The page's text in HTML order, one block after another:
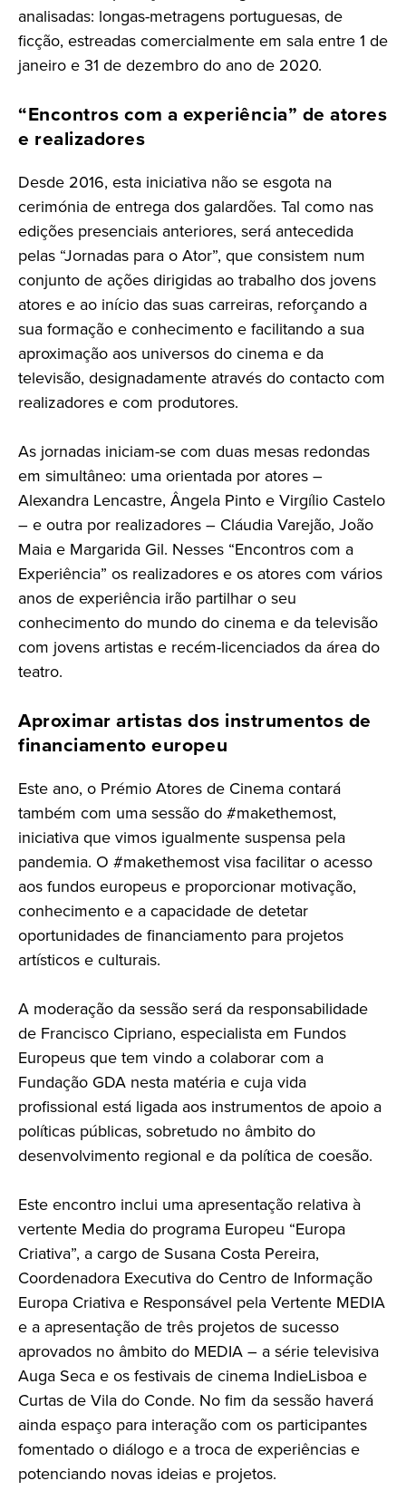
analisadas: longas-metragens portuguesas, de
ficção, estreadas comercialmente em sala entre 1 de
janeiro e 31 de dezembro do ano de 2020.
“Encontros com a experiência” de atores
e realizadores
Desde 2016, esta iniciativa não se esgota na
cerimónia de entrega dos galardões. Tal como nas
edições presenciais anteriores, será antecedida
pelas “Jornadas para o Ator”, que consistem num
conjunto de ações dirigidas ao trabalho dos jovens
atores e ao início das suas carreiras, reforçando a
sua formação e conhecimento e facilitando a sua
aproximação aos universos do cinema e da
televisão, designadamente através do contacto com
realizadores e com produtores.
As jornadas iniciam-se com duas mesas redondas
em simultâneo: uma orientada por atores –
Alexandra Lencastre, Ângela Pinto e Virgílio Castelo
– e outra por realizadores – Cláudia Varejão, João
Maia e Margarida Gil. Nesses “Encontros com a
Experiência” os realizadores e os atores com vários
anos de experiência irão partilhar o seu
conhecimento do mundo do cinema e da televisão
com jovens artistas e recém-licenciados da área do
teatro.
Aproximar artistas dos instrumentos de
financiamento europeu
Este ano, o Prémio Atores de Cinema contará
também com uma sessão do #makethemost,
iniciativa que vimos igualmente suspensa pela
pandemia. O #makethemost visa facilitar o acesso
aos fundos europeus e proporcionar motivação,
conhecimento e a capacidade de detetar
oportunidades de financiamento para projetos
artísticos e culturais.
A moderação da sessão será da responsabilidade
de Francisco Cipriano, especialista em Fundos
Europeus que tem vindo a colaborar com a
Fundação GDA nesta matéria e cuja vida
profissional está ligada aos instrumentos de apoio a
políticas públicas, sobretudo no âmbito do
desenvolvimento regional e da política de coesão.
Este encontro inclui uma apresentação relativa à
vertente Media do programa Europeu “Europa
Criativa”, a cargo de Susana Costa Pereira,
Coordenadora Executiva do Centro de Informação
Europa Criativa e Responsável pela Vertente MEDIA
e a apresentação de três projetos de sucesso
aprovados no âmbito do MEDIA – a série televisiva
Auga Seca e os festivais de cinema IndieLisboa e
Curtas de Vila do Conde. No fim da sessão haverá
ainda espaço para interação com os participantes
fomentado o diálogo e a troca de experiências e
potenciando novas ideias e projetos.